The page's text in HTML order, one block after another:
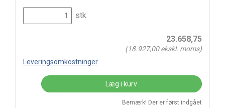
stk
23.658,75
(18.927,00ekskl. moms)
Leveringsomkostninger
Læg i kurv
Bemærk! Der er først indgået